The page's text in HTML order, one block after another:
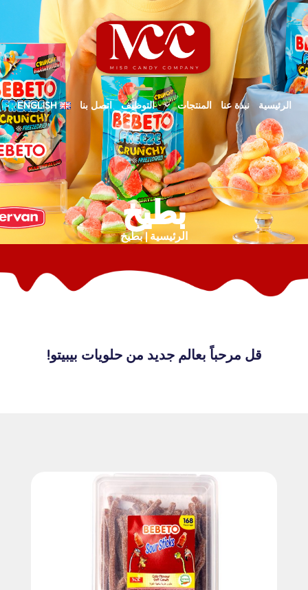
الرئيسية نبذة عنا المنتجات التوظيف اتصل بنا ENGLISH
بطيخ
الرئيسية | بطيخ
قل مرحباً بعالم جديد من حلويات بيبيتو!